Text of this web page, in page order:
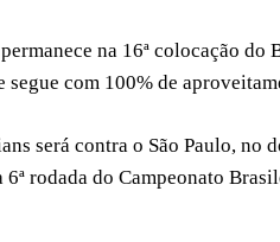
na 16ª colocação
segue com 100% de
será contra o São Paulo, no
rodada do Campeonato